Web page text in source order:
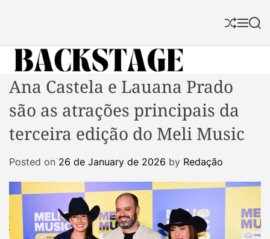
S
f
l
e
M S
c
B
a
c
k
s
t
M
a
Ana Castela e Lauana Prado
são as atrações principais da
terceira edição do Meli Music
Posted on 26 de January de 2026 by Redação